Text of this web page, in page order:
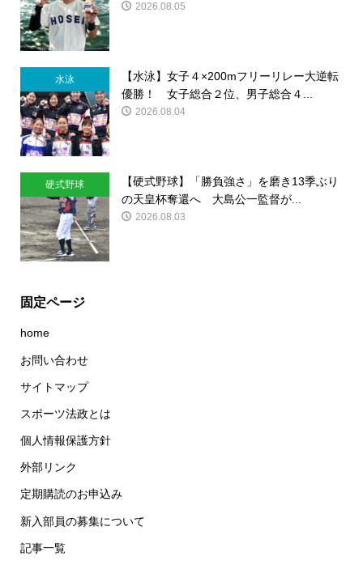
2026.08.05
水泳
【水泳】女子４×200mフリーリレー大逆転
優勝！ 女子総合２位、男子総合４...
2026.08.04
硬式野球
【硬式野球】「勝負強さ」を磨き13季ぶり
の天皇杯奪還へ 大島公一監督が...
2026.08.03
固定ページ
home
お問い合わせ
サイトマップ
スポーツ法政とは
個人情報保護方針
外部リンク
定期購読のお申込み
新入部員の募集について
記事一覧